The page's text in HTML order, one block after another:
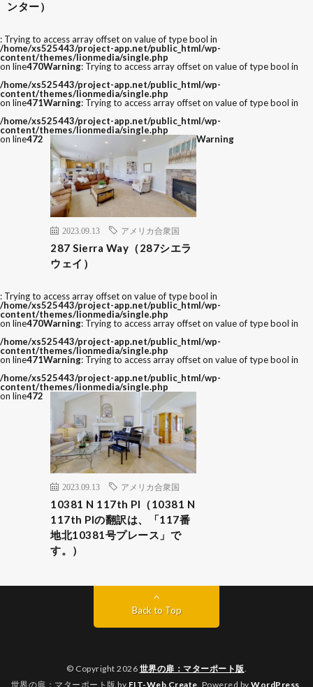
ンター）
: Trying to access array offset on value of type bool in
/home/xs525443/project-app.net/public_html/wp-
content/themes/lionmedia/single.php
on line470Warning: Trying to access array offset on value of type bool in
/home/xs525443/project-app.net/public_html/wp-
content/themes/lionmedia/single.php
on line471Warning: Trying to access array offset on value of type bool in
/home/xs525443/project-app.net/public_html/wp-
content/themes/lionmedia/single.php
on line472
2023.09.13 アメリカ合衆国
287 Sierra Way（287シエラ
ウェイ）
Warning
: Trying to access array offset on value of type bool in
/home/xs525443/project-app.net/public_html/wp-
content/themes/lionmedia/single.php
on line470Warning: Trying to access array offset on value of type bool in
/home/xs525443/project-app.net/public_html/wp-
content/themes/lionmedia/single.php
on line471Warning: Trying to access array offset on value of type bool in
/home/xs525443/project-app.net/public_html/wp-
content/themes/lionmedia/single.php
on line472
2023.09.13 アメリカ合衆国
10381 N 117th Pl（10381 N
117th Plの翻訳は、「117番
地北10381号プレース」で
す。）
Back to Top
© Copyright 2026 世界の扉：マターポート版.
世界の扉：マターポート版 by FIT-Web Create . Powered byWordPress